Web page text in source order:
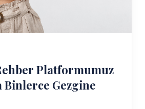
Platformumuz
Binlerce Gezgine